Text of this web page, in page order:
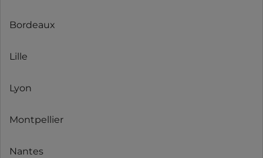
Bordeaux
Lille
Lyon
Montpellier
Nantes